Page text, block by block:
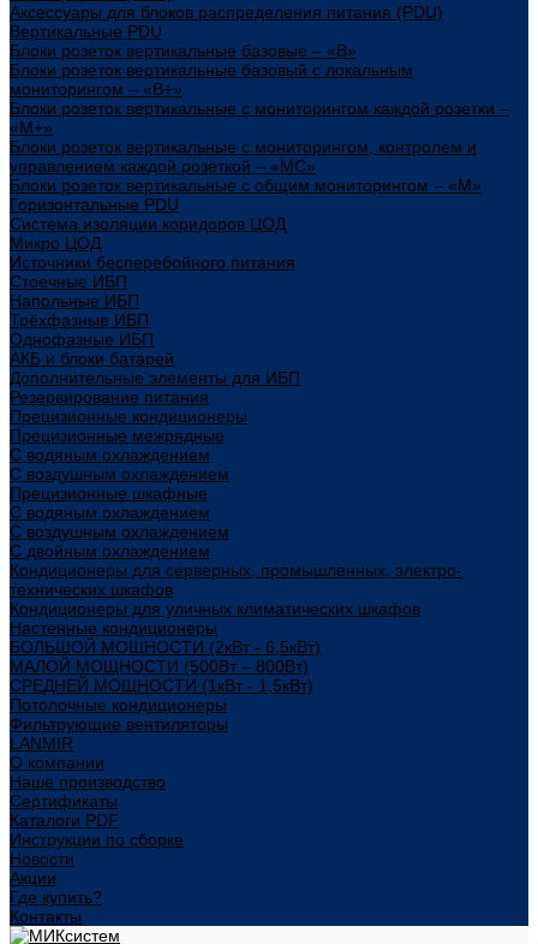
Аксессуары для блоков распределения питания (PDU)
Вертикальные PDU
Блоки розеток вертикальные базовые – «В»
Блоки розеток вертикальные базовый с локальным
мониторингом – «В+»
Блоки розеток вертикальные с мониторингом каждой розетки –
«М+»
Блоки розеток вертикальные с мониторингом, контролем и
управлением каждой розеткой – «МС»
Блоки розеток вертикальные с общим мониторингом – «М»
Горизонтальные PDU
Система изоляции коридоров ЦОД
Микро ЦОД
Источники бесперебойного питания
Стоечные ИБП
Напольные ИБП
Трёхфазные ИБП
Однофазные ИБП
АКБ и блоки батарей
Дополнительные элементы для ИБП
Резервирование питания
Прецизионные кондиционеры
Прецизионные межрядные
С водяным охлаждением
С воздушным охлаждением
Прецизионные шкафные
С водяным охлаждением
С воздушным охлаждением
С двойным охлаждением
Кондиционеры для серверных, промышленных, электро-
технических шкафов
Кондиционеры для уличных климатических шкафов
Настенные кондиционеры
БОЛЬШОЙ МОЩНОСТИ (2кВт - 6,5кВт)
МАЛОЙ МОЩНОСТИ (500Вт – 800Вт)
СРЕДНЕЙ МОЩНОСТИ (1кВт - 1,5кВт)
Потолочные кондиционеры
Фильтрующие вентиляторы
LANMIR
О компании
Наше производство
Сертификаты
Каталоги PDF
Инструкции по сборке
Новости
Акции
Где купить?
Контакты